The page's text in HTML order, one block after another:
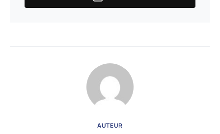
AUTEUR